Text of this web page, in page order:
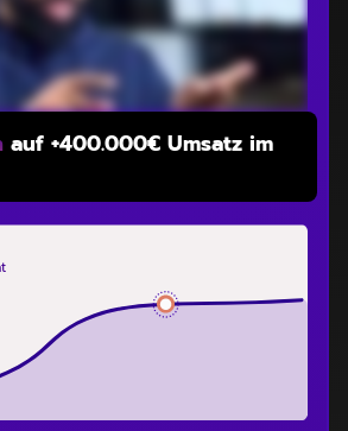
auf +400.000€ Umsatz im